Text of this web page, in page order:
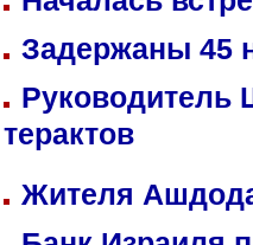
Задержаны 45
Руководитель
терактов
Жителя